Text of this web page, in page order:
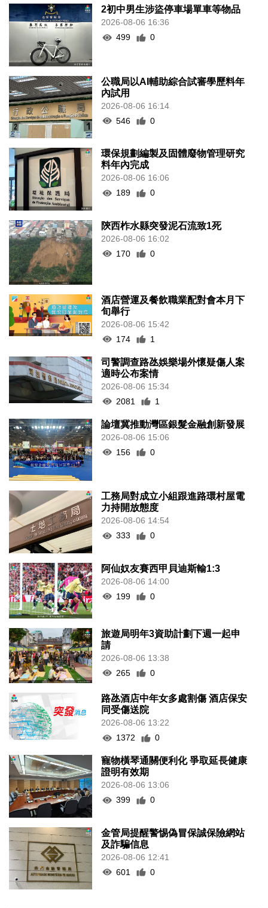
2初中男生涉盜停車場單車等物品
2026-08-06 16:36
499
0
公職局以AI輔助綜合試審學歷料年
內試用
2026-08-06 16:14
546
0
環保規劃編製及固體廢物管理研究
料年內完成
2026-08-06 16:06
189
0
陝西柞水縣突發泥石流致1死
2026-08-06 16:02
170
0
酒店營運及餐飲職業配對會本月下
旬舉行
2026-08-06 15:42
174
1
司警調查路氹娛樂場外懷疑傷人案
適時公布案情
2026-08-06 15:34
2081
1
論壇冀推動灣區銀髮金融創新發展
2026-08-06 15:06
156
0
工務局對成立小組跟進路環村屋電
力持開放態度
2026-08-06 14:54
333
0
阿仙奴友賽西甲貝迪斯輸1:3
2026-08-06 14:00
199
0
旅遊局明年3資助計劃下週一起申
請
2026-08-06 13:38
265
0
路氹酒店中年女多處割傷 酒店保安
同受傷送院
2026-08-06 13:22
1372
0
寵物橫琴通關便利化 爭取延長健康
證明有效期
2026-08-06 13:06
399
0
金管局提醒警惕偽冒保誠保險網站
及詐騙信息
2026-08-06 12:41
601
0